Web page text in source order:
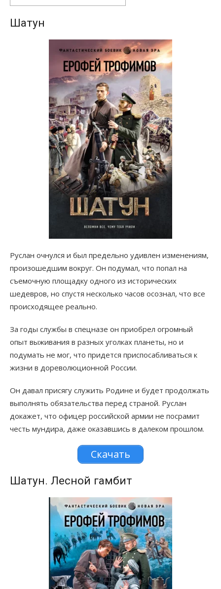
Шатун
Руслан очнулся и был предельно удивлен изменениям,
произошедшим вокруг. Он подумал, что попал на
съемочную площадку одного из исторических
шедевров, но спустя несколько часов осознал, что все
происходящее реально.
За годы службы в спецназе он приобрел огромный
опыт выживания в разных уголках планеты, но и
подумать не мог, что придется приспосабливаться к
жизни в дореволюционной России.
Он давал присягу служить Родине и будет продолжать
выполнять обязательства перед страной. Руслан
докажет, что офицер российской армии не посрамит
честь мундира, даже оказавшись в далеком прошлом.
Скачать
Шатун. Лесной гамбит